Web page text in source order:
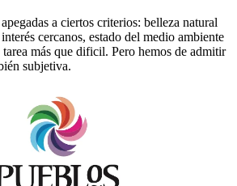
a ciertos criterios: belleza natural
cercanos, estado del medio ambiente
más que dificil. Pero hemos de admitir
subjetiva.